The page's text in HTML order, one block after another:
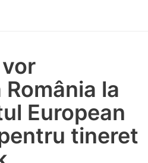
la
European
tineret